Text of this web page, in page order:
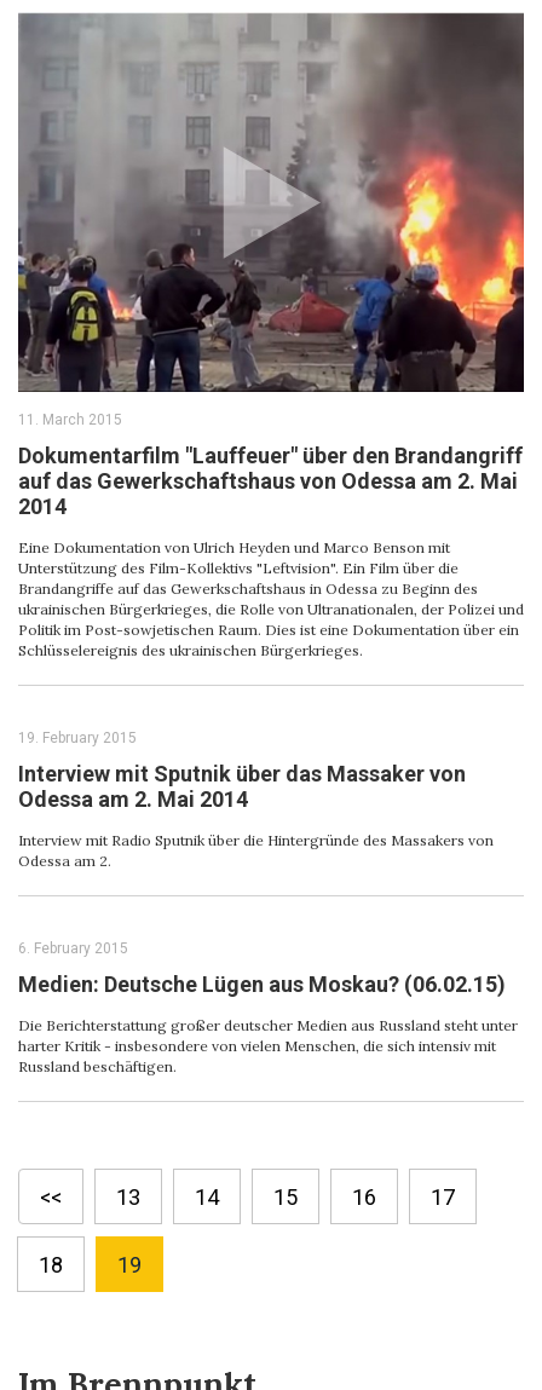
11. March 2015
Dokumentarfilm "Lauffeuer" über den Brandangriff
auf das Gewerkschaftshaus von Odessa am 2. Mai
2014
Eine Dokumentation von Ulrich Heyden und Marco Benson mit
Unterstützung des Film-Kollektivs "Leftvision". Ein Film über die
Brandangriffe auf das Gewerkschaftshaus in Odessa zu Beginn des
ukrainischen Bürgerkrieges, die Rolle von Ultranationalen, der Polizei und
Politik im Post-sowjetischen Raum. Dies ist eine Dokumentation über ein
Schlüsselereignis des ukrainischen Bürgerkrieges.
19. February 2015
Interview mit Sputnik über das Massaker von
Odessa am 2. Mai 2014
Interview mit Radio Sputnik über die Hintergründe des Massakers von
Odessa am 2.
6. February 2015
Medien: Deutsche Lügen aus Moskau? (06.02.15)
Die Berichterstattung großer deutscher Medien aus Russland steht unter
harter Kritik - insbesondere von vielen Menschen, die sich intensiv mit
Russland beschäftigen.
<< 13 14 15 16 17
18 19